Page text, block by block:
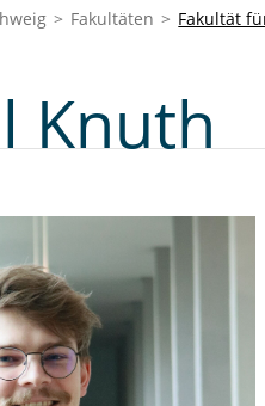
Fakultäten Fakultät
Knuth